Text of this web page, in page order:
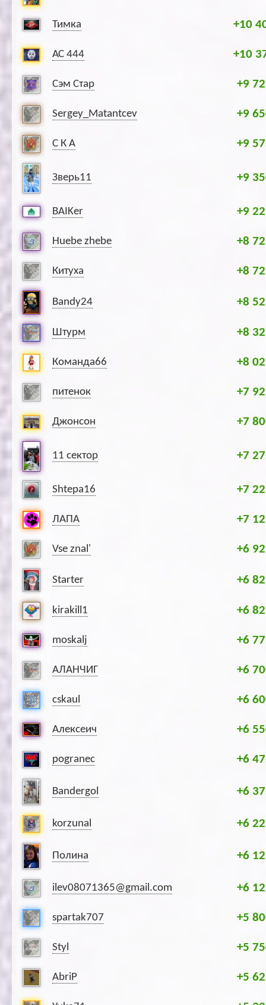
Тимка +10
АС 444 +10
Сэм Стар +9
Sergey_Matantcev +9
С К А +9
Зверь11 +9
BAIKer +9
Huebe zhebe +8
Китуха +8
Bandy24 +8
Штурм +8
Команда66 +8
питенок +7
Джонсон +7
11 сектор +7
Shtepa16 +7
ЛАПА +7
Vse znal' +6
Starter +6
kirakill1 +6
moskalj +6
АЛАНЧИГ +6
cskaul +6
Алексеич +6
pogranec +6
Bandergol +6
korzunal +6
Полина +6
ilev08071365@gmail.com +6
spartak707 +5
Styl +5
AbriP +5